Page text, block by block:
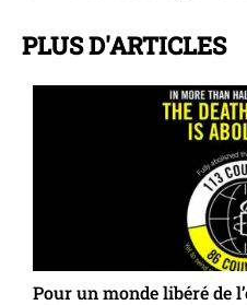
PLUS D'ARTICLES
Pour un monde libéré de